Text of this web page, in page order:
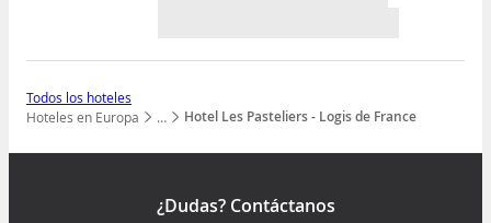
Todos los hoteles
…
Mostrar todos los niveles
Hoteles en Europa Hotel Les Pasteliers - Logis de France
¿Dudas? Contáctanos